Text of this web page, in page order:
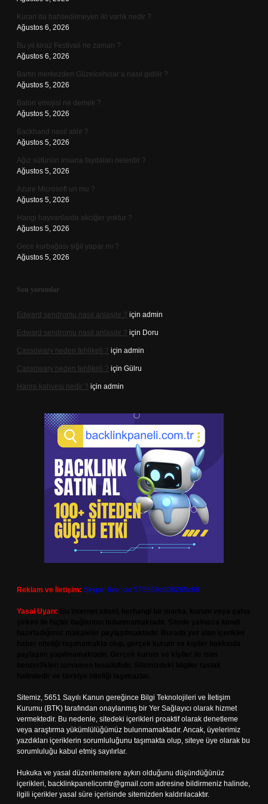
Kuran’da bahsedilmeyen iki varlık nedir ?
Ağustos 6, 2026
Bu yıl kiraz Festivali ne zaman ?
Ağustos 6, 2026
Bartın merkezden Güzelcehisar’a nasıl gidilir ?
Ağustos 5, 2026
Balon emojisi ne demek ?
Ağustos 5, 2026
Backhand nasıl atılır ?
Ağustos 5, 2026
Ağız sütünün insana faydaları nelerdir ?
Ağustos 5, 2026
Azure Microsoft un mu ?
Ağustos 5, 2026
Hangi hayvanlarda akciğer yoktur ?
Ağustos 5, 2026
Gece kurbağası siğil yapar mı ?
Ağustos 5, 2026
Son yorumlar
Edward sendromu nasıl anlaşılır ? için admin
Edward sendromu nasıl anlaşılır ? için Doru
Cassowary neden tehlikeli ? için admin
Cassowary neden tehlikeli ? için Gülru
Harire kahvesi nedir ? için admin
Reklam ve İletişim: Skype: live:.cid.575569c608265c69
Yasal Uyarı:
Sitemiz, 5651 Sayılı Kanun gereğince Bilgi Teknolojileri ve İletişim
Kurumu (BTK) tarafından onaylanmış bir Yer Sağlayıcı olarak hizmet
vermektedir. Bu nedenle, sitedeki içerikleri proaktif olarak denetleme
veya araştırma yükümlülüğümüz bulunmamaktadır. Ancak, üyelerimiz
yazdıkları içeriklerin sorumluluğunu taşımakta olup, siteye üye olarak bu
sorumluluğu kabul etmiş sayılırlar.
Hukuka ve yasal düzenlemelere aykırı olduğunu düşündüğünüz
içerikleri, backlinkpanelicomtr@gmail.com adresine bildirmeniz halinde,
ilgili içerikler yasal süre içerisinde sitemizden kaldırılacaktır.